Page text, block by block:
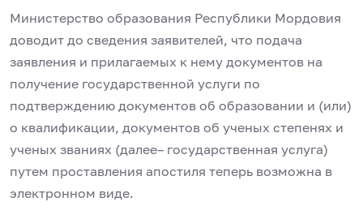
Министерство образования Республики Мордовия
доводит до сведения заявителей, что подача
заявления и прилагаемых к нему документов на
получение государственной услуги по
подтверждению документов об образовании и (или)
о квалификации, документов об ученых степенях и
ученых званиях (далее– государственная услуга)
путем проставления апостиля теперь возможна в
электронном виде.